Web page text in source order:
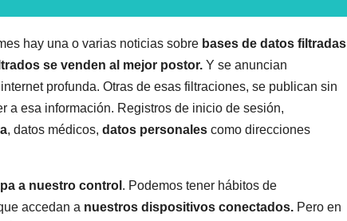
hay una o varias noticias sobre bases de datos filtradas
se venden al mejor postor. Y se anuncian
profunda. Otras de esas filtraciones, se publican sin
a esa información. Registros de inicio de sesión,
, datos médicos, datos personales como direcciones
a nuestro control . Podemos tener hábitos de
accedan a nuestros dispositivos conectados. Pero en